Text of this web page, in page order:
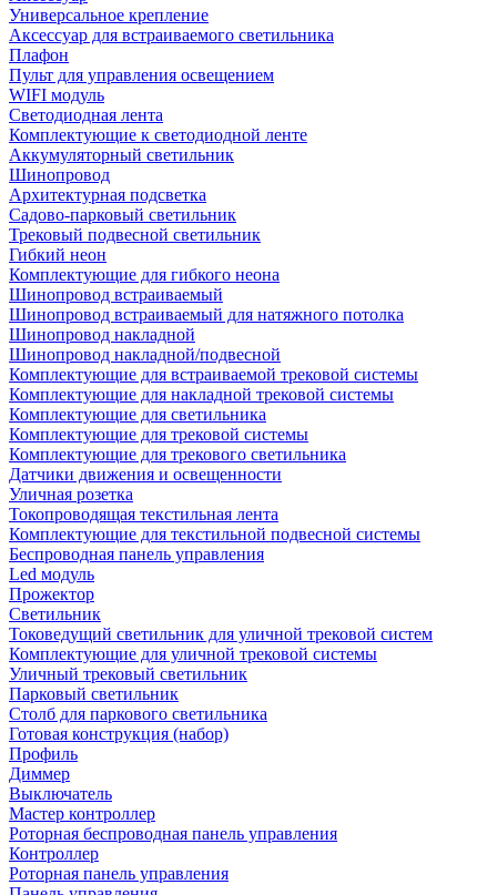
Универсальное крепление
Аксессуар для встраиваемого светильника
Плафон
Пульт для управления освещением
WIFI модуль
Светодиодная лента
Комплектующие к светодиодной ленте
Аккумуляторный светильник
Шинопровод
Архитектурная подсветка
Садово-парковый светильник
Трековый подвесной светильник
Гибкий неон
Комплектующие для гибкого неона
Шинопровод встраиваемый
Шинопровод встраиваемый для натяжного потолка
Шинопровод накладной
Шинопровод накладной/подвесной
Комплектующие для встраиваемой трековой системы
Комплектующие для накладной трековой системы
Комплектующие для светильника
Комплектующие для трековой системы
Комплектующие для трекового светильника
Датчики движения и освещенности
Уличная розетка
Токопроводящая текстильная лента
Комплектующие для текстильной подвесной системы
Беспроводная панель управления
Led модуль
Прожектор
Светильник
Токоведущий светильник для уличной трековой систем
Комплектующие для уличной трековой системы
Уличный трековый светильник
Парковый светильник
Столб для паркового светильника
Готовая конструкция (набор)
Профиль
Диммер
Выключатель
Мастер контроллер
Роторная беспроводная панель управления
Контроллер
Роторная панель управления